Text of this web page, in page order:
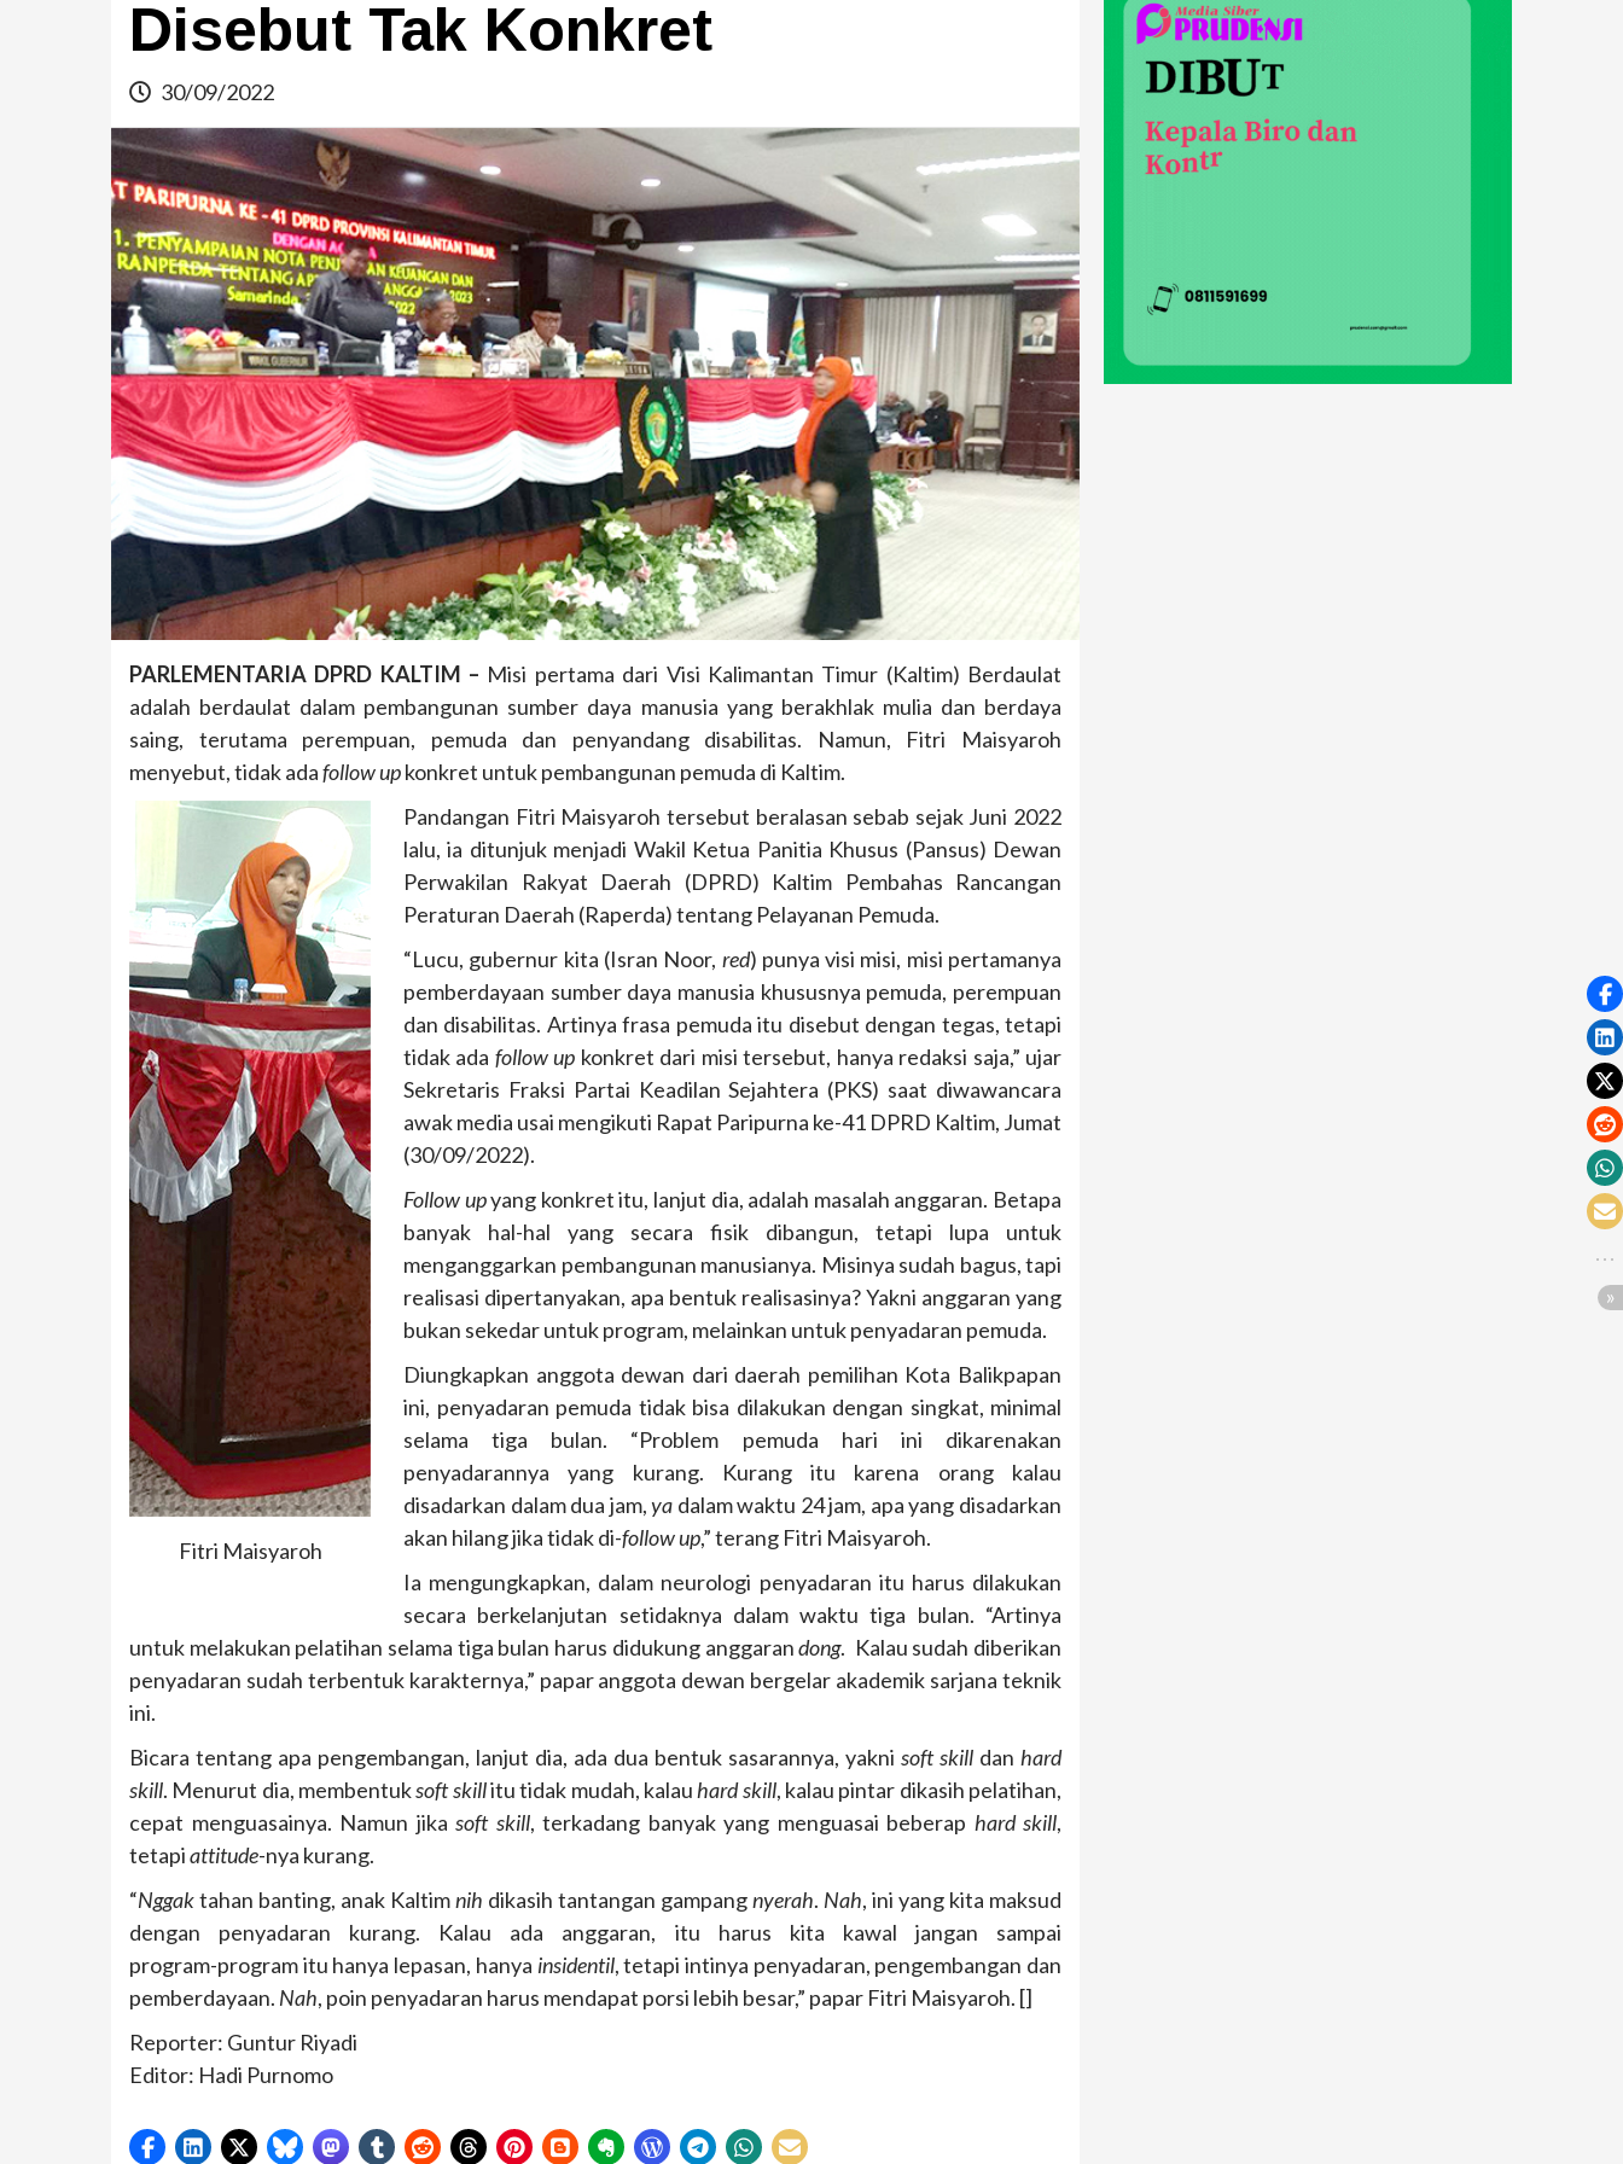
Disebut Tak Konkret
30/09/2022
PARLEMENTARIA DPRD KALTIM – Misi pertama dari Visi Kalimantan Timur (Kaltim) Berdaulat
adalah berdaulat dalam pembangunan sumber daya manusia yang berakhlak mulia dan berdaya
saing, terutama perempuan, pemuda dan penyandang disabilitas. Namun, Fitri Maisyaroh
menyebut, tidak adafollow upkonkret untuk pembangunan pemuda di Kaltim.
Fitri Maisyaroh
Pandangan Fitri Maisyaroh tersebut beralasan sebab sejak Juni 2022
lalu, ia ditunjuk menjadi Wakil Ketua Panitia Khusus (Pansus) Dewan
Perwakilan Rakyat Daerah (DPRD) Kaltim Pembahas Rancangan
Peraturan Daerah (Raperda) tentang Pelayanan Pemuda.
“Lucu, gubernur kita (Isran Noor, red) punya visi misi, misi pertamanya
pemberdayaan sumber daya manusia khususnya pemuda, perempuan
dan disabilitas. Artinya frasa pemuda itu disebut dengan tegas, tetapi
tidak ada follow up konkret dari misi tersebut, hanya redaksi saja,” ujar
Sekretaris Fraksi Partai Keadilan Sejahtera (PKS) saat diwawancara
awak media usai mengikuti Rapat Paripurna ke-41 DPRD Kaltim, Jumat
(30/09/2022).
Follow upyang konkret itu, lanjut dia, adalah masalah anggaran. Betapa
banyak hal-⁠hal yang secara fisik dibangun, tetapi lupa untuk
menganggarkan pembangunan manusianya. Misinya sudah bagus, tapi
realisasi dipertanyakan, apa bentuk realisasinya? Yakni anggaran yang
bukan sekedar untuk program, melainkan untuk penyadaran pemuda.
Diungkapkan anggota dewan dari daerah pemilihan Kota Balikpapan
ini, penyadaran pemuda tidak bisa dilakukan dengan singkat, minimal
selama tiga bulan. “Problem pemuda hari ini dikarenakan
penyadarannya yang kurang. Kurang itu karena orang kalau
disadarkan dalam dua jam,ya dalam waktu 24 jam, apa yang disadarkan
akan hilang jika tidak di-follow up,” terang Fitri Maisyaroh.
Ia mengungkapkan, dalam neurologi penyadaran itu harus dilakukan
secara berkelanjutan setidaknya dalam waktu tiga bulan. “Artinya
untuk melakukan pelatihan selama tiga bulan harus didukung anggarandong. Kalau sudah diberikan
penyadaran sudah terbentuk karakternya,” papar anggota dewan bergelar akademik sarjana teknik
ini.
Bicara tentang apa pengembangan, lanjut dia, ada dua bentuk sasarannya, yakni soft skill dan hard
skill. Menurut dia, membentuksoft skillitu tidak mudah, kalau hard skill, kalau pintar dikasih pelatihan,
cepat menguasainya. Namun jika soft skill, terkadang banyak yang menguasai beberap hard skill,
tetapiattitude-nya kurang.
“Nggaktahan banting, anak Kaltimnih dikasih tantangan gampangnyerah. Nah, ini yang kita maksud
dengan penyadaran kurang. Kalau ada anggaran, itu harus kita kawal jangan sampai
program-⁠program itu hanya lepasan, hanya insidentil, tetapi intinya penyadaran, pengembangan dan
pemberdayaan. Nah, poin penyadaran harus mendapat porsi lebih besar,” papar Fitri Maisyaroh. []
Reporter: Guntur Riyadi
Editor: Hadi Purnomo